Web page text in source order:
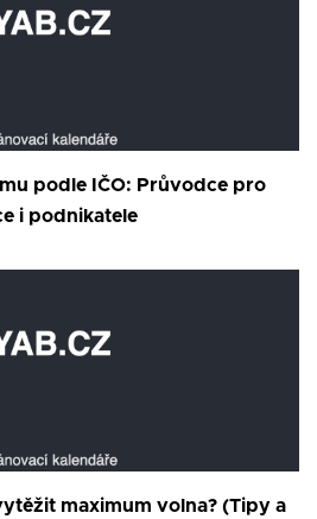
podle IČO: Průvodce pro
i podnikatele
maximum volna? (Tipy a